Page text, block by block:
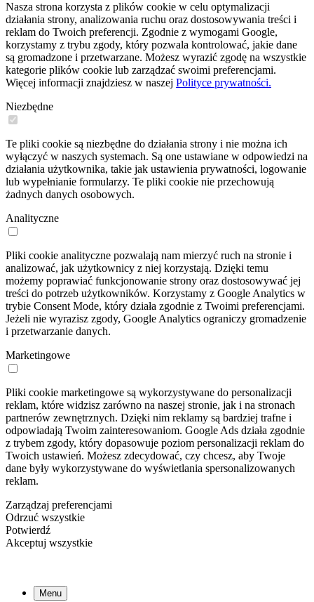
Nasza strona korzysta z plików cookie w celu optymalizacji
działania strony, analizowania ruchu oraz dostosowywania treści i
reklam do Twoich preferencji. Zgodnie z wymogami Google,
korzystamy z trybu zgody, który pozwala kontrolować, jakie dane
są gromadzone i przetwarzane. Możesz wyrazić zgodę na wszystkie
kategorie plików cookie lub zarządzać swoimi preferencjami.
Więcej informacji znajdziesz w naszej Polityce prywatności.
Niezbędne
Te pliki cookie są niezbędne do działania strony i nie można ich
wyłączyć w naszych systemach. Są one ustawiane w odpowiedzi na
działania użytkownika, takie jak ustawienia prywatności, logowanie
lub wypełnianie formularzy. Te pliki cookie nie przechowują
żadnych danych osobowych.
Analityczne
Pliki cookie analityczne pozwalają nam mierzyć ruch na stronie i
analizować, jak użytkownicy z niej korzystają. Dzięki temu
możemy poprawiać funkcjonowanie strony oraz dostosowywać jej
treści do potrzeb użytkowników. Korzystamy z Google Analytics w
trybie Consent Mode, który działa zgodnie z Twoimi preferencjami.
Jeżeli nie wyrazisz zgody, Google Analytics ograniczy gromadzenie
i przetwarzanie danych.
Marketingowe
Pliki cookie marketingowe są wykorzystywane do personalizacji
reklam, które widzisz zarówno na naszej stronie, jak i na stronach
partnerów zewnętrznych. Dzięki nim reklamy są bardziej trafne i
odpowiadają Twoim zainteresowaniom. Google Ads działa zgodnie
z trybem zgody, który dopasowuje poziom personalizacji reklam do
Twoich ustawień. Możesz zdecydować, czy chcesz, aby Twoje
dane były wykorzystywane do wyświetlania spersonalizowanych
reklam.
Zarządzaj preferencjami
Odrzuć wszystkie
Potwierdź
Akceptuj wszystkie
Menu